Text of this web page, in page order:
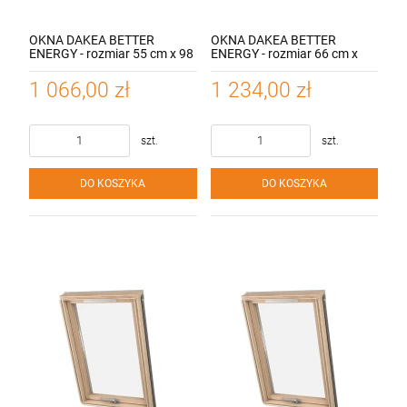
OKNA DAKEA BETTER
ENERGY - rozmiar 55 cm x 98
nawiewnikiem, otwieranie
dolne, współczynnik 1.1
1 066,00 zł
szt.
DO KOSZYKA
OKNA DAKEA BETTER
ENERGY - rozmiar 66 cm x
nawiewnikiem, otwieranie
dolne, współczynnik 1.1
1 234,00 zł
szt.
DO KOSZYKA